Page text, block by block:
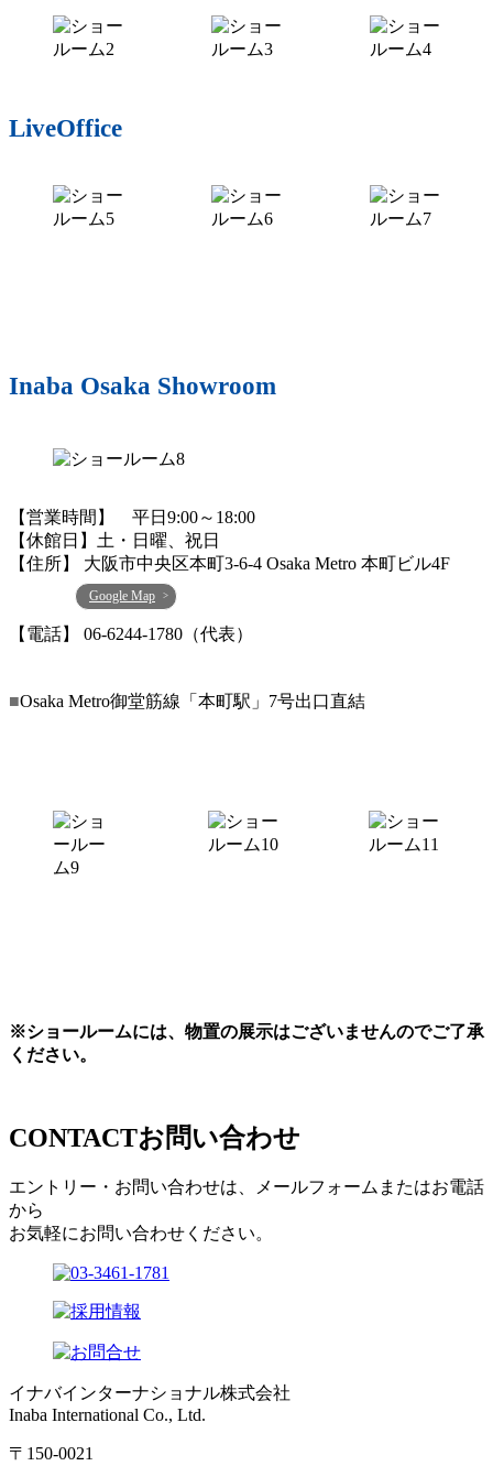
LiveOffice
Inaba Osaka Showroom
【営業時間】 平日9:00～18:00
【休館日】土・日曜、祝日
【住所】 大阪市中央区本町3-6-4 Osaka Metro 本町ビル4F
Google Map
【電話】 06-6244-1780（代表）
■Osaka Metro御堂筋線「本町駅」7号出口直結
※ショールームには、物置の展示はございませんのでご了承
ください。
CONTACTお問い合わせ
エントリー・お問い合わせは、メールフォームまたはお電話
から
お気軽にお問い合わせください。
イナバインターナショナル株式会社
Inaba International Co., Ltd.
〒150-0021